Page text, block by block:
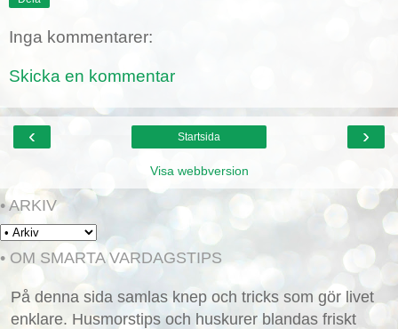
Inga kommentarer:
Skicka en kommentar
‹ ›
Startsida
Visa webbversion
• ARKIV
• OM SMARTA VARDAGSTIPS
På denna sida samlas knep och tricks som gör livet
enklare. Husmorstips och huskurer blandas friskt